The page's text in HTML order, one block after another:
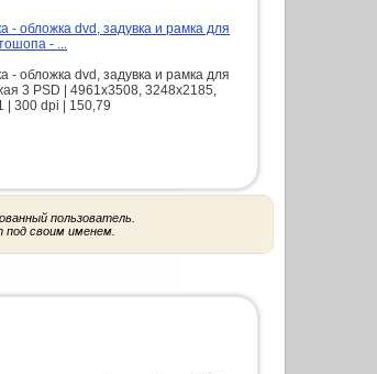
- обложка dvd, задувка и рамка для
- ...
- обложка dvd, задувка и рамка для
3 PSD | 4961x3508, 3248x2185,
| 300 dpi | 150,79
пользователь.
под своим именем.